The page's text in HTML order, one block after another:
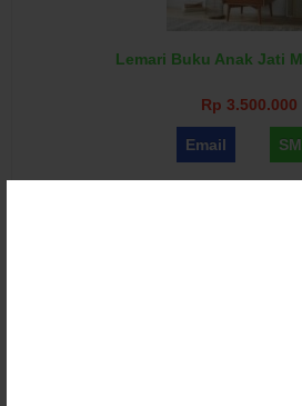
Lemari Buku Anak Jati
Rp 3.500.000
Email